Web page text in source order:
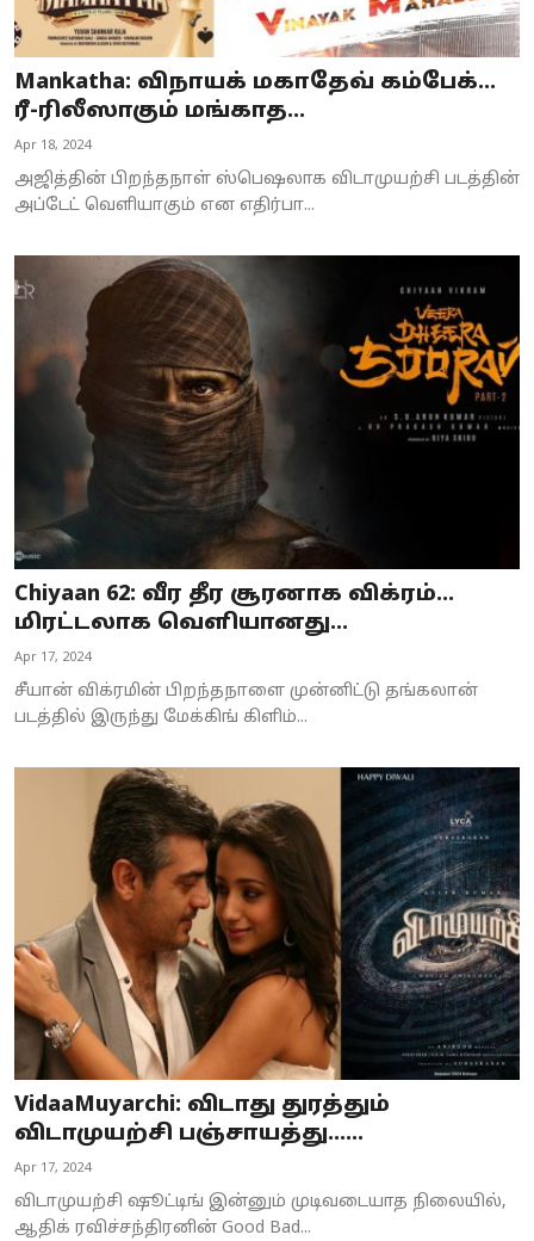
Mankatha: விநாயக் மகாதேவ் கம்பேக்…
ரீ-ரிலீஸாகும் மங்காத...
Apr 18, 2024
அஜித்தின் பிறந்தநாள் ஸ்பெஷலாக விடாமுயற்சி படத்தின்
அப்டேட் வெளியாகும் என எதிர்பா...
Chiyaan 62: வீர தீர சூரனாக விக்ரம்…
மிரட்டலாக வெளியானது...
Apr 17, 2024
சீயான் விக்ரமின் பிறந்தநாளை முன்னிட்டு தங்கலான்
படத்தில் இருந்து மேக்கிங் கிளிம்...
VidaaMuyarchi: விடாது துரத்தும்
விடாமுயற்சி பஞ்சாயத்து…...
Apr 17, 2024
விடாமுயற்சி ஷூட்டிங் இன்னும் முடிவடையாத நிலையில்,
ஆதிக் ரவிச்சந்திரனின் Good Bad...